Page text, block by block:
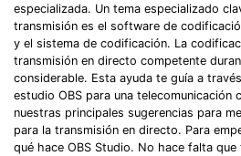
especializada.󠀲󠀧󠀨󠀦󠀤󠀦󠀨󠀧󠀳󠀰 Un tema especializado
transmisión es el software de
y el sistema de codificación. La
transmisión en directo competente
considerable.󠀲󠀧󠀨󠀦󠀤󠀦󠀨󠀩󠀳󠀰 Esta ayuda te guía a
estudio OBS para una telecomunicación
nuestras principales sugerencias para
para la transmisión en directo.󠀲󠀧󠀨󠀦󠀤󠀦󠀩󠀡󠀳󠀰 Para
qué hace OBS Studio.󠀲󠀧󠀨󠀦󠀤󠀦󠀩󠀢󠀳󠀰 No hace falta